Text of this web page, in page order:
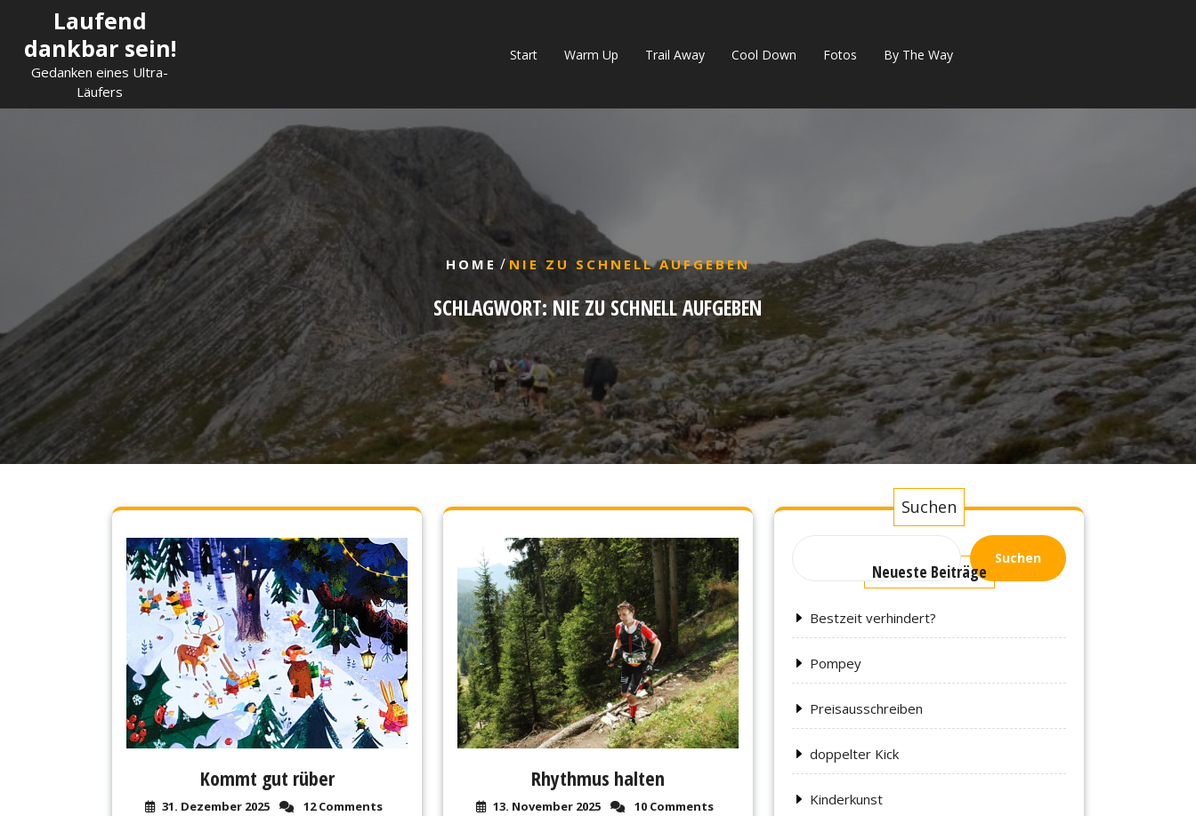
content
Laufend
dankbar sein!
Gedanken eines Ultra-
Läufers
Start Warm Up Trail Away Cool Down Fotos By The Way
HOME / NIE ZU SCHNELL AUFGEBEN
SCHLAGWORT:NIE ZU SCHNELL AUFGEBEN
Kommt gut rüber
31. Dezember 2025 12 Comments
Rhythmus halten
13. November 2025 10 Comments
Suchen
Suchen
Neueste Beiträge
Bestzeit verhindert?
Pompey
Preisausschreiben
doppelter Kick
Kinderkunst